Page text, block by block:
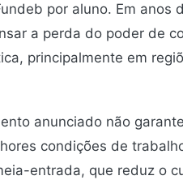
por aluno. Em anos
a perda do poder de
principalmente em
anunciado não
condições de
entrada, que reduz o